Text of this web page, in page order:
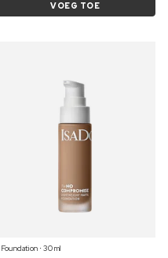
VOEG TOE
Foundation ⋅ 30 ml